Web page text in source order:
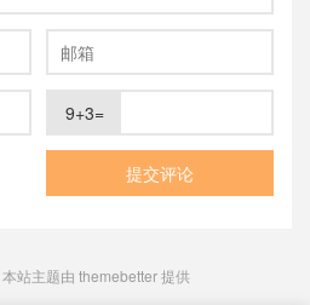
9+3=
本站主题由 themebetter提供